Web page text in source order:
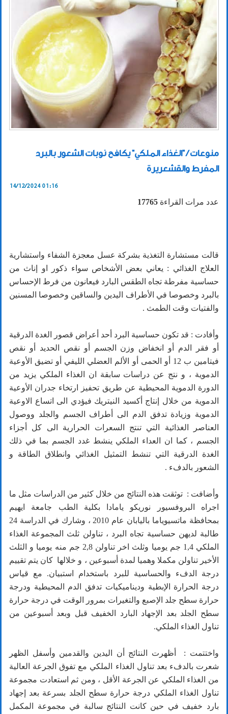
منوعات / "الغذاء الملكي" يكافح نوبات الشعور بالبرد
المفرط والقشعريرة
14/12/2024 01:16
عدد مرات القراءة 17765
قالت مستشارة التغذية بشركة عسل معجزة الشفاء واستشارية
العلاج الغذائي : يعاني بعض الأشخاص سواء ذكور او إناث من
حساسية مفرطة تجاه الطقس البارد فيعانون من فرط الإحساس
بالبرد وخصوصا في الأطراف اليدين والساقين وخصوصا المسنين
والفتيات وقت الطمث .
وأفادت : قد تكون حساسية البرد أحد أعراض قصور الغدة الدرقية
أو فقر الدم أو انخفاض وزن الجسم أو نقص الحديد أو نقص
فيتامين ب 12 أو الحمى أو الألم العضلي الليفي أو تضيق الأوعية
الدموية ، و نتج عن دراسات سابقة ان الغذاء الملكي يزيد من
الدورة الدموية المحيطية عن طريق تحفيز ارتخاء جدران الأوعية
الدموية من خلال إنتاج أكسيد النيتريك فيؤدي الى اتساع الاوعية
الدموية وزيادة تدفق الدم الى أطراف الجسم والجلد ووصول
العناصر الغذائية التي تنتج السعرات الحرارية الى كل أجزاء
الجسم ، كما ان العداء الملكي ينشط غدد الجسم بما في ذلك
الغدة الدرقية التي تنشط التمثيل الغذائي وانطلاق الطاقة و
الشعور بالدفء .
وأضافت : توثقت هذه النتائج من خلال كثير من الدراسات مثل ما
اجراه البروفسيور نوريكو يامادا بكلية الطب جامعة ايهيم
بمحافظة ماتسيوياما باليابان عام 2010 ، وشارك في الدراسة 24
طالبة لديهن حساسية تجاه البرد ، تناولن ثلث المجموعة الغذاء
الملكي 1,4 جم يوميا وثلث اخر تناولن 2,8 جم منه يوميا و الثلث
الأخير تناولن مكملا وهميا لمدة أسبوعين ، و خلالها كان يتم تقييم
درجة الدفء والحساسية للبرد باستخدام استبيان. مع قياس
درجة الحرارة الإبطية وديناميكيات تدفق الدم المحيطية ودرجة
حرارة سطح جلد الإصبع والتغيرات بمرور الوقت في درجة حرارة
سطح الجلد بعد الإجهاد البارد الخفيف قبل وبعد أسبوعين من
تناول الغذاء الملكي.
واختتمت : أظهرت النتائج أن اليدين والقدمين وأسفل الظهر
شعرت بالدفء بعد تناول الغذاء الملكي مع تفوق الجرعة العالية
من الغذاء الملكي عن الجرعة الأقل ، ومن ثم استعادت مجموعة
تناول الغذاء الملكي درجة حرارة سطح الجلد بسرعة بعد إجهاد
بارد خفيف في حين كانت النتائج سالبة في مجموعة المكمل